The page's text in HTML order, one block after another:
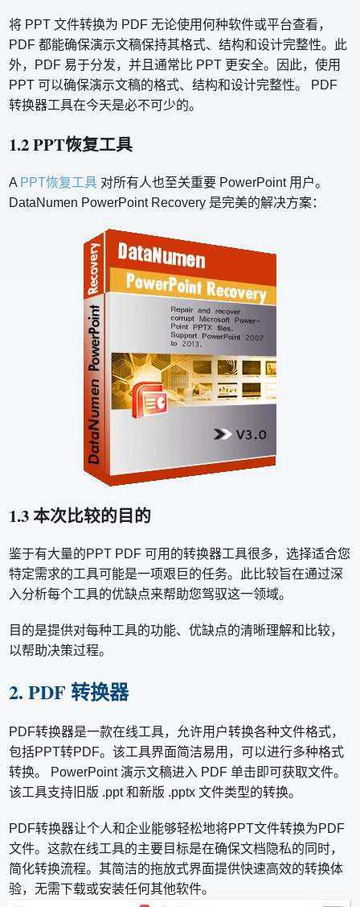
将 PPT 文件转换为 PDF 无论使用何种软件或平台查看，
PDF 都能确保演示文稿保持其格式、结构和设计完整性。此
外，PDF 易于分发，并且通常比 PPT 更安全。因此，使用
PPT 可以确保演示文稿的格式、结构和设计完整性。 PDF
转换器工具在今天是必不可少的。
1.2 PPT恢复工具
A PPT恢复工具 对所有人也至关重要 PowerPoint 用户。
DataNumen PowerPoint Recovery 是完美的解决方案：
1.3 本次比较的目的
鉴于有大量的PPT PDF 可用的转换器工具很多，选择适合您
特定需求的工具可能是一项艰巨的任务。此比较旨在通过深
入分析每个工具的优缺点来帮助您驾驭这一领域。
目的是提供对每种工具的功能、优缺点的清晰理解和比较，
以帮助决策过程。
2. PDF 转换器
PDF转换器是一款在线工具，允许用户转换各种文件格式，
包括PPT转PDF。该工具界面简洁易用，可以进行多种格式
转换。 PowerPoint 演示文稿进入 PDF 单击即可获取文件。
该工具支持旧版 .ppt 和新版 .pptx 文件类型的转换。
PDF转换器让个人和企业能够轻松地将PPT文件转换为PDF
文件。这款在线工具的主要目标是在确保文档隐私的同时，
简化转换流程。其简洁的拖放式界面提供快速高效的转换体
验，无需下载或安装任何其他软件。